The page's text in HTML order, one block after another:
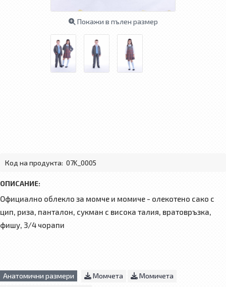
Покажи в пълен размер
Код на продукта: 07K_0005
ОПИСАНИЕ:
Официално облекло за момче и момиче - олекотено сако с
цип, риза, панталон, сукман с висока талия, вратовръзка,
фишу, 3/4 чорапи
Анатомични размери Момчета
Момичета